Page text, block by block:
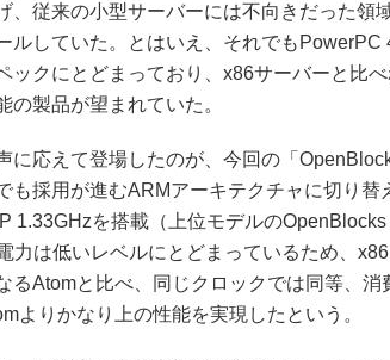
、従来の小型サーバーには不向きだった領
ルしていた。とはいえ、それでも
ックにとどまっており、x86サーバーと比べ
の製品が望まれていた。
応えて登場したのが、今回の「
も採用が進むARMアーキテクチャに切り
1.33GHzを搭載（上位モデルの
力は低いレベルにとどまっているため、
るAtomと比べ、同じクロックでは同等、消
よりかなり上の性能を実現したという。